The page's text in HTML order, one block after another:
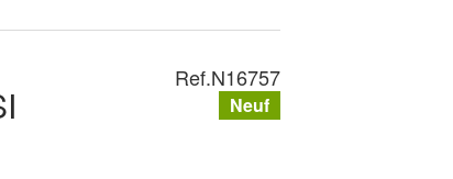
Ref.N16757
Neuf